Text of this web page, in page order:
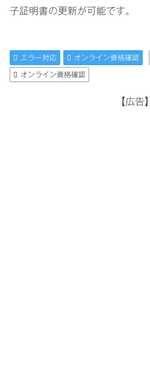
子証明書の更新が可能です。
エラー対応 オンライン資格確認
オンライン資格確認
【広告】